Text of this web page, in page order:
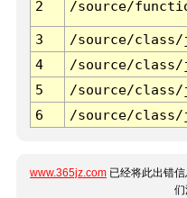
2 /source/
3 /source/class/
4
/source/class/
5
/source/class/
6
/source/class/
www.365jz.com 已经将此出错
们